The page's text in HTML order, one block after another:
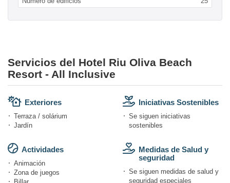
Servicios del Hotel Riu Oliva Beach
Resort - All Inclusive
Exteriores
Terraza / solárium
Jardín
Actividades
Animación
Zona de juegos
Iniciativas Sostenibles
Se siguen iniciativas
sostenibles
Medidas de Salud y
seguridad
Se siguen medidas de salud y
seguridad especiales